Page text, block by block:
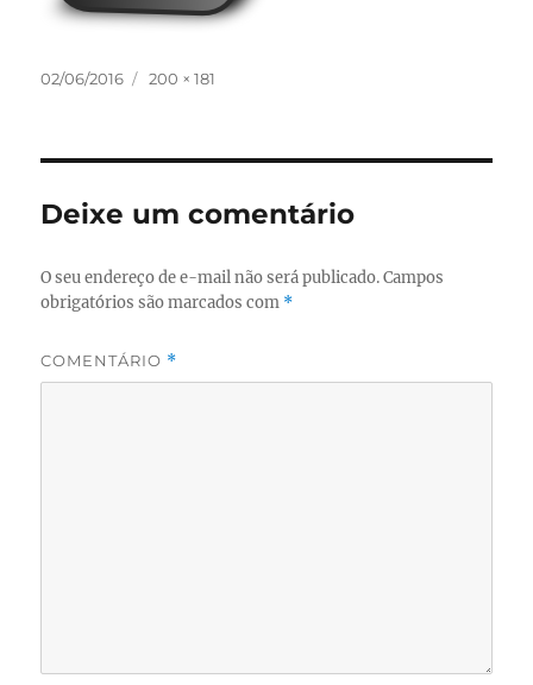
Publicado
02/06/2016
Tamanho
200 × 181
Deixe um comentário
O seu endereço de e-mail não será publicado. Campos
obrigatórios são marcados com *
COMENTÁRIO *